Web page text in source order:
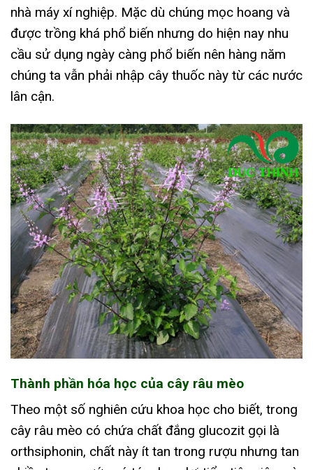
nhà máy xí nghiệp. Mặc dù chúng mọc hoang và
được trồng khá phổ biến nhưng do hiện nay nhu
cầu sử dụng ngày càng phổ biến nên hàng năm
chúng ta vẫn phải nhập cây thuốc này từ các nước
lân cận.
Thành phần hóa học của cây râu mèo
Theo một số nghiên cứu khoa học cho biết, trong
cây râu mèo có chứa chất đắng glucozit gọi là
orthsiphonin, chất này ít tan trong rượu nhưng tan